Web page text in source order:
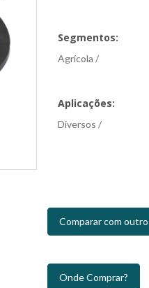
Segmentos:
Agrícola /
Aplicações:
Diversos /
Comparar com
Onde Comprar?